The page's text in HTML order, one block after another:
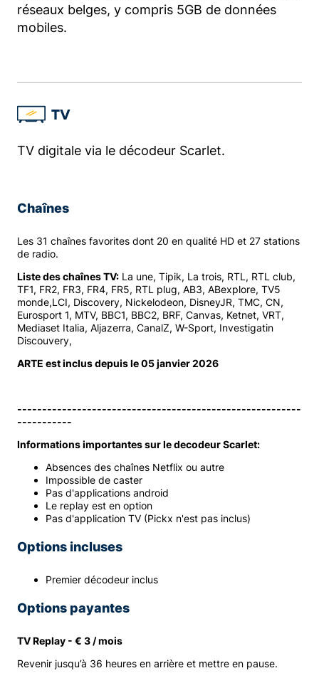
réseaux belges, y compris 5GB de données
mobiles.
TV
TV digitale via le décodeur Scarlet.
Chaînes
Les 31 chaînes favorites dont 20 en qualité HD et 27 stations
de radio.
Liste des chaînes TV: La une, Tipik, La trois, RTL, RTL club,
TF1, FR2, FR3, FR4, FR5, RTL plug, AB3, ABexplore, TV5
monde,LCI, Discovery, Nickelodeon, DisneyJR, TMC, CN,
Eurosport 1, MTV, BBC1, BBC2, BRF, Canvas, Ketnet, VRT,
Mediaset Italia, Aljazerra, CanalZ, W-Sport, Investigatin
Discouvery,
ARTE est inclus depuis le 05 janvier 2026
---------------------------------------------------------
-----------
Informations importantes sur le decodeur Scarlet:
Absences des chaînes Netflix ou autre
Impossible de caster
Pas d'applications android
Le replay est en option
Pas d'application TV (Pickx n'est pas inclus)
Options incluses
Premier décodeur inclus
Options payantes
TV Replay - € 3 / mois
Revenir jusqu’à 36 heures en arrière et mettre en pause.